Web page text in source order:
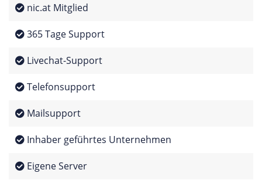
nic.at Mitglied
365 Tage Support
Livechat-Support
Telefonsupport
Mailsupport
Inhaber geführtes Unternehmen
Eigene Server